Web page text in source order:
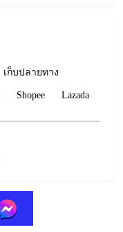
เก็บปลายทาง
Shopee Lazada